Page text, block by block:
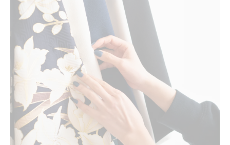
参加者のリアルな声で分かる振袖レンタルの魅力
振袖展示会に行って感じた選び方のポイント
振袖レンタルイベント参加時の注意点と感想
振袖レンタルイベントで出会ったお気に入り振袖
振袖レンタルが気になるならイベント活用が正解
振袖レンタル初体験はイベント参加が安心の理由
イベントで比較して振袖レンタルを賢く選ぼう
展示会で分かる振袖レンタルのサービス充実度
振袖レンタルイベントで得する特典活用術
振袖レンタルどこがいいか悩む前にイベントへ